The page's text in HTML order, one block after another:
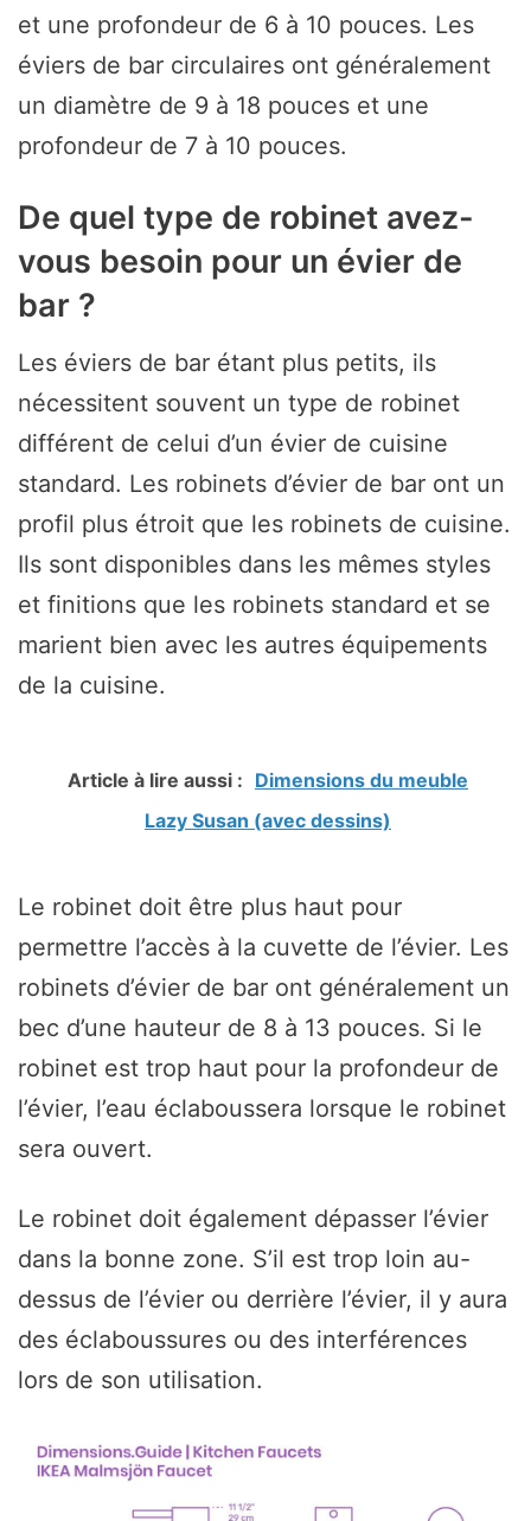
et une profondeur de 6 à 10 pouces. Les
éviers de bar circulaires ont généralement
un diamètre de 9 à 18 pouces et une
profondeur de 7 à 10 pouces.
De quel type de robinet avez-
vous besoin pour un évier de
bar ?
Les éviers de bar étant plus petits, ils
nécessitent souvent un type de robinet
différent de celui d’un évier de cuisine
standard. Les robinets d’évier de bar ont un
profil plus étroit que les robinets de cuisine.
Ils sont disponibles dans les mêmes styles
et finitions que les robinets standard et se
marient bien avec les autres équipements
de la cuisine.
Article à lire aussi : Dimensions du meuble
Lazy Susan (avec dessins)
Le robinet doit être plus haut pour
permettre l’accès à la cuvette de l’évier. Les
robinets d’évier de bar ont généralement un
bec d’une hauteur de 8 à 13 pouces. Si le
robinet est trop haut pour la profondeur de
l’évier, l’eau éclaboussera lorsque le robinet
sera ouvert.
Le robinet doit également dépasser l’évier
dans la bonne zone. S’il est trop loin au-
dessus de l’évier ou derrière l’évier, il y aura
des éclaboussures ou des interférences
lors de son utilisation.